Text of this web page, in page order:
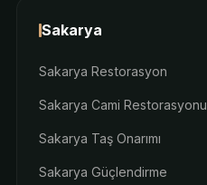
Sakarya
Sakarya Restorasyon
Sakarya Cami Restorasyonu
Sakarya Taş Onarımı
Sakarya Güçlendirme